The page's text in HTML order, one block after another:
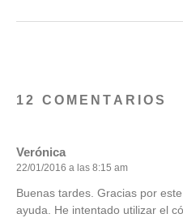
12 COMENTARIOS
Verónica
22/01/2016 a las 8:15 am
Buenas tardes. Gracias por
ayuda. He intentado utilizar el